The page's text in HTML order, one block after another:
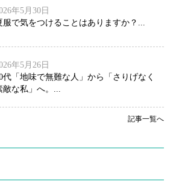
年5月30日
服で気をつけることはありますか？...
年5月26日
代「地味で無難な人」から「さりげなく
敵な私」へ。...
記事一覧へ